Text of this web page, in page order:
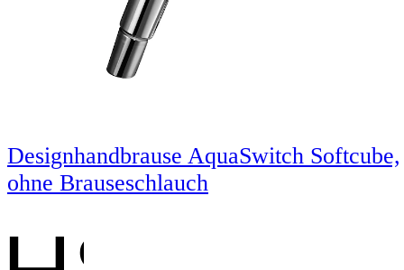
Designhandbrause AquaSwitch Softcube,
ohne Brauseschlauch